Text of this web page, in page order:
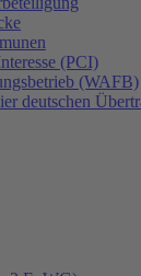
(PCI)
(WAFB)
deutschen